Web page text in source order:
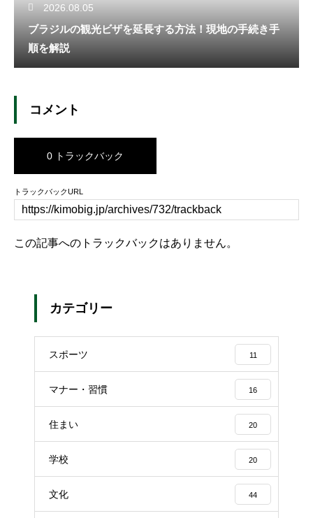
2026.08.05
ブラジルの観光ビザを延長する方法！現地の手続き手
順を解説
コメント
0 トラックバック
トラックバックURL
この記事へのトラックバックはありません。
カテゴリー
スポーツ 11
マナー・習慣 16
住まい 20
学校 20
文化 44